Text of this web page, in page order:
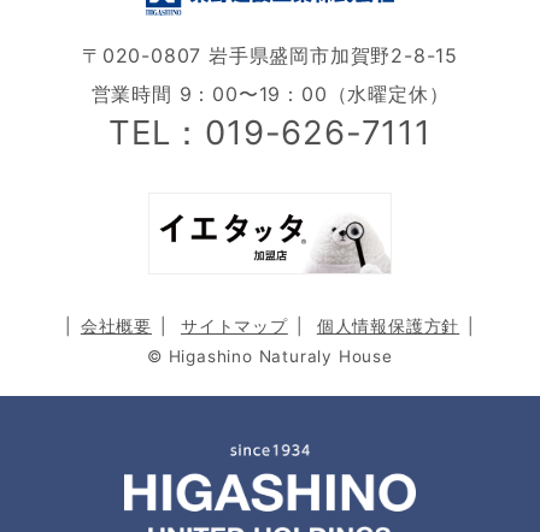
〒020-0807 岩手県盛岡市加賀野2-8-15
営業時間 9：00〜19：00（水曜定休）
TEL：019-626-7111
会社概要 サイトマップ
個人情報保護方針
© Higashino Naturaly House